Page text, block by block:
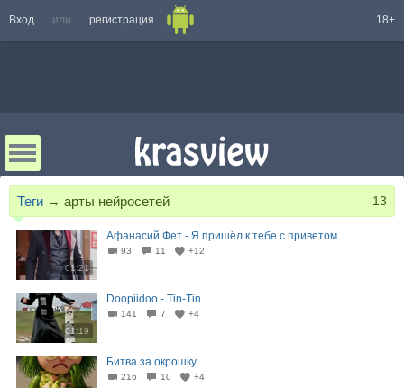
Вход или регистрация 18+
Теги → арты нейросетей 13
01:21
Афанасий Фет - Я пришёл к тебе с приветом
93 11 +12
01:19
Doopiidoo - Tin-Tin
141 7 +4
Битва за окрошку
216 10 +4